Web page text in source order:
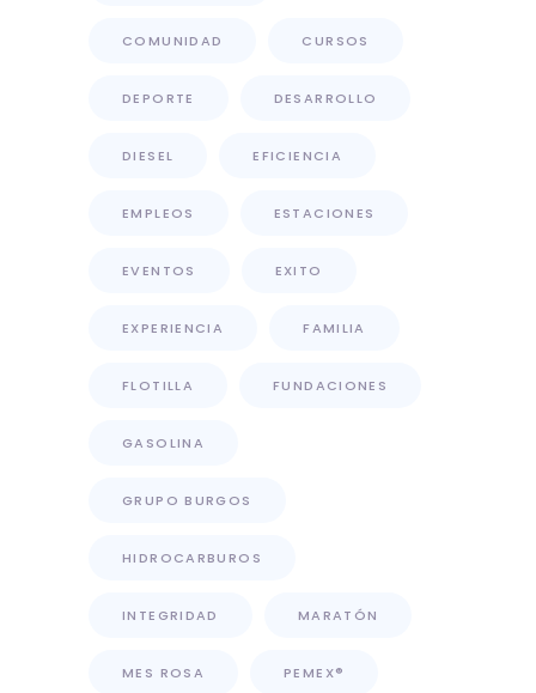
COMUNIDAD CURSOS
DEPORTE DESARROLLO
DIESEL EFICIENCIA
EMPLEOS ESTACIONES
EVENTOS EXITO
EXPERIENCIA FAMILIA
FLOTILLA FUNDACIONES
GASOLINA
GRUPO BURGOS
HIDROCARBUROS
INTEGRIDAD MARATÓN
MES ROSA PEMEX®